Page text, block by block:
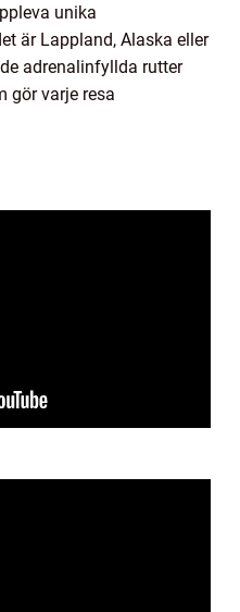
unika
är Lappland, Alaska eller
adrenalinfyllda rutter
gör varje resa